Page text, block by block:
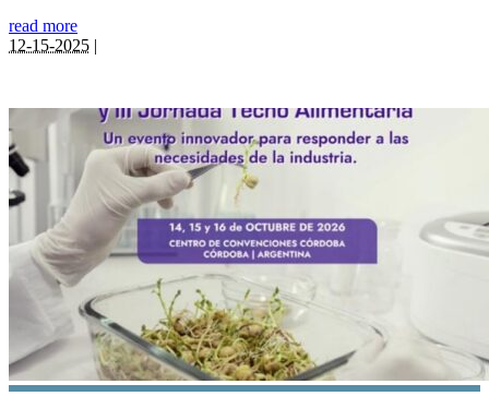
read more
12-15-2025 |